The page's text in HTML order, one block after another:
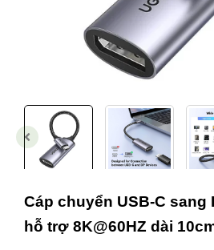
Cáp chuyển USB-C sang
hỗ trợ 8K@60HZ dài